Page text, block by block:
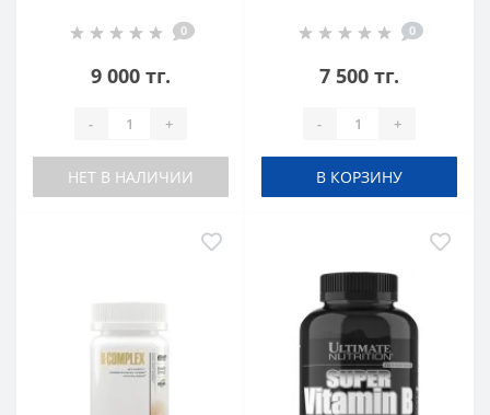
0
9 000 тг.
- +
НЕТ В НАЛИЧИИ
0
7 500 тг.
- +
В КОРЗИНУ